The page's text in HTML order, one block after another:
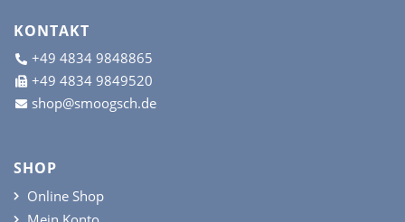
KONTAKT
+49 4834 9848865
+49 4834 9849520
shop@smoogsch.de
SHOP
Online Shop